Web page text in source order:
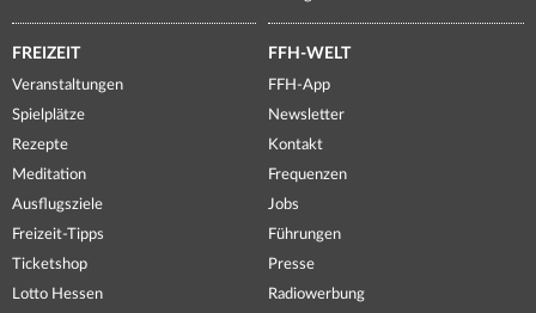
FREIZEIT
Veranstaltungen
Spielplätze
Rezepte
Meditation
Ausflugsziele
Freizeit-Tipps
Ticketshop
Lotto Hessen
FFH-WELT
FFH-App
Newsletter
Kontakt
Frequenzen
Jobs
Führungen
Presse
Radiowerbung